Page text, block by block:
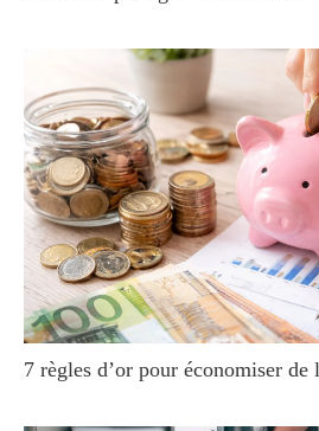
7 règles d’or pour économiser de